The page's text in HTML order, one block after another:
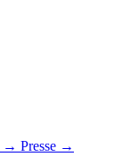
→ Presse →